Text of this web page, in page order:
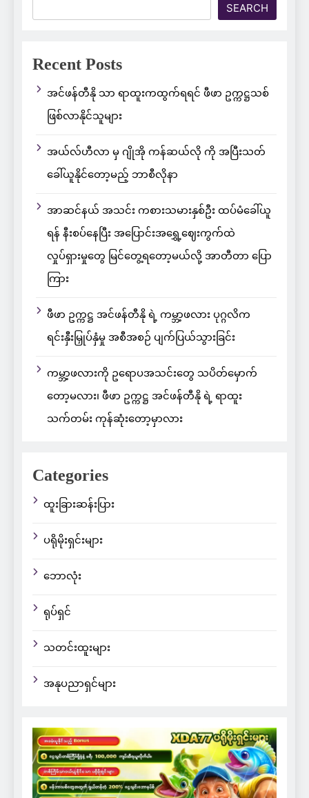
SEARCH
Recent Posts
အင်ဖန်တီနို သာ ရာထူးကထွက်ရရင် ဖီဖာ ဥက္ကဋ္ဌသစ်
ဖြစ်လာနိုင်သူများ
အယ်လ်ဟီလာ မှ ဂျိုအို ကန်ဆယ်လို ကို အပြီးသတ်
ခေါ်ယူနိုင်တော့မည့် ဘာစီလိုနာ
အာဆင်နယ် အသင်း ကစားသမားနှစ်ဦး ထပ်မံခေါ်ယူ
ရန် နီးစပ်နေပြီး အပြောင်းအရွှေ့ဈေးကွက်ထဲ
လှုပ်ရှားမှုတွေ မြင်တွေ့ရတော့မယ်လို့ အာတီတာ ပြော
ကြား
ဖီဖာ ဥက္ကဋ္ဌ အင်ဖန်တီနို ရဲ့ ကမ္ဘာ့ဖလား ပုဂ္ဂလိက
ရင်းနှီးမြှုပ်နှံမှု အစီအစဉ် ပျက်ပြယ်သွားခြင်း
ကမ္ဘာ့ဖလားကို ဥရောပအသင်းတွေ သပိတ်မှောက်
တော့မလား၊ ဖီဖာ ဥက္ကဋ္ဌ အင်ဖန်တီနို ရဲ့ ရာထူး
သက်တမ်း ကုန်ဆုံးတော့မှာလား
Categories
ထူးခြားဆန်းပြား
ပရိုမိုးရှင်းများ
ဘောလုံး
ရုပ်ရှင်
သတင်းထူးများ
အနုပညာရှင်များ